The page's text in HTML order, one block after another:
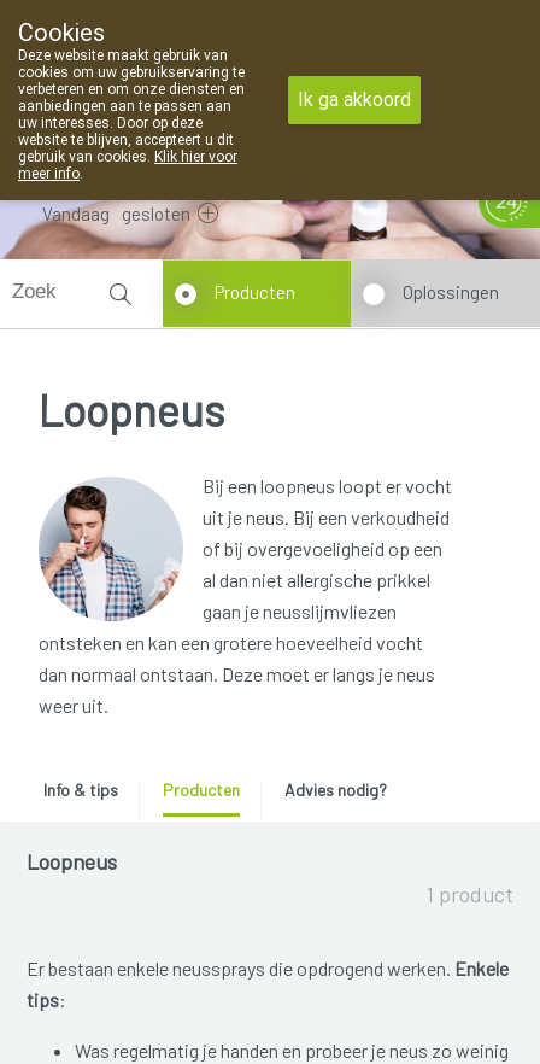
09 373 94 03
Vandaag gesloten
Producten Oplossingen
Loopneus
Bij een loopneus loopt er vocht
uit je neus. Bij een verkoudheid
of bij overgevoeligheid op een
al dan niet allergische prikkel
gaan je neusslijmvliezen
ontsteken en kan een grotere hoeveelheid vocht
dan normaal ontstaan. Deze moet er langs je neus
weer uit.
Info & tips Producten Advies nodig?
Loopneus
1 product
Er bestaan enkele neussprays die opdrogend werken. Enkele
tips:
Was regelmatig je handen en probeer je neus zo weinig
Cookies
Deze website maakt gebruik van
cookies om uw gebruikservaring te
verbeteren en om onze diensten en
aanbiedingen aan te passen aan
uw interesses. Door op deze
website te blijven, accepteert u dit
gebruik van cookies. Klik hier voor
meer info.
Ik ga akkoord